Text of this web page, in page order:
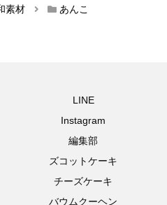
素材 あんこ
LINE
Instagram
編集部
ズコットケーキ
チーズケーキ
バウムクーヘン